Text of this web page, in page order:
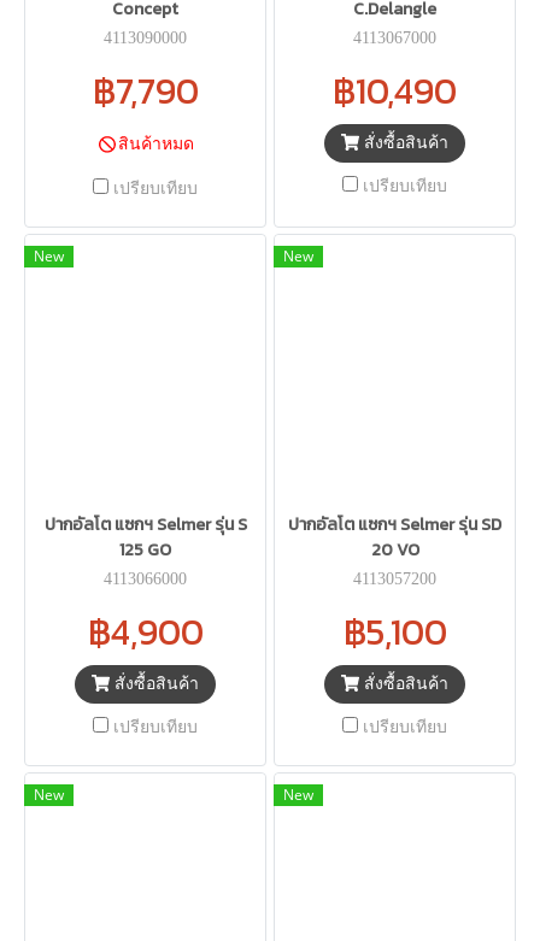
Concept
4113090000
฿7,790
สินค้าหมด
เปรียบเทียบ
C.Delangle
4113067000
฿10,490
สั่งซื้อสินค้า
เปรียบเทียบ
New
ปากอัลโต แซกฯ Selmer รุ่น S
125 GO
4113066000
฿4,900
สั่งซื้อสินค้า
เปรียบเทียบ
New
ปากอัลโต แซกฯ Selmer รุ่น SD
20 VO
4113057200
฿5,100
สั่งซื้อสินค้า
เปรียบเทียบ
New New